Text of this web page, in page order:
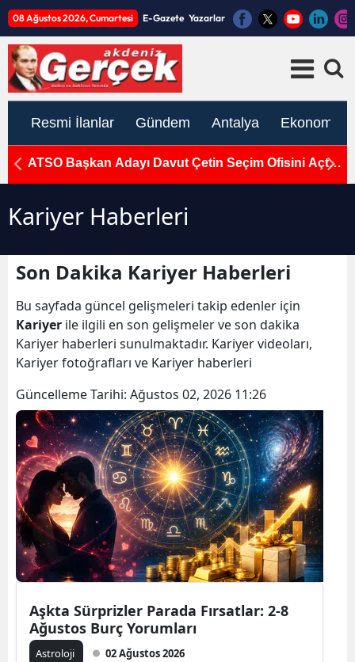
08 Ağustos 2026, Cumartesi E-Gazete Yazarlar
Resmi İlanlar Gündem Antalya Ekonomi
ATSO Başkan Adayı Davut Çetin Seçim Ofisini Açtı:
Kariyer Haberleri
Son Dakika Kariyer Haberleri
Bu sayfada güncel gelişmeleri takip edenler için
Kariyer ile ilgili en son gelişmeler ve son dakika
Kariyer haberleri sunulmaktadır. Kariyer videoları,
Kariyer fotoğrafları ve Kariyer haberleri
Güncelleme Tarihi: Ağustos 02, 2026 11:26
Aşkta Sürprizler Parada Fırsatlar: 2-8
Ağustos Burç Yorumları
Astroloji 02 Ağustos 2026